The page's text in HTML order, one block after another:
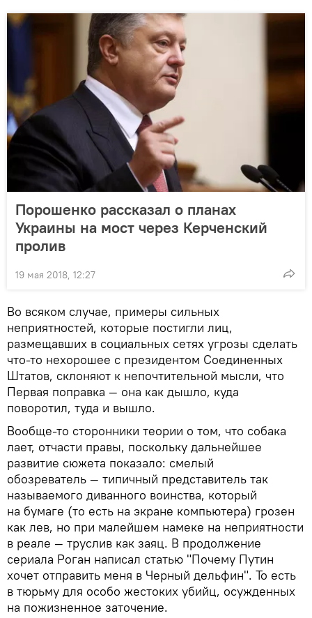
Порошенко рассказал о планах
Украины на мост через Керченский
пролив
19 мая 2018, 12:27
Во всяком случае, примеры сильных
неприятностей, которые постигли лиц,
размещавших в социальных сетях угрозы сделать
что-то нехорошее с президентом Соединенных
Штатов, склоняют к непочтительной мысли, что
Первая поправка — она как дышло, куда
поворотил, туда и вышло.
Вообще-то сторонники теории о том, что собака
лает, отчасти правы, поскольку дальнейшее
развитие сюжета показало: смелый
обозреватель — типичный представитель так
называемого диванного воинства, который
на бумаге (то есть на экране компьютера) грозен
как лев, но при малейшем намеке на неприятности
в реале — труслив как заяц. В продолжение
сериала Роган написал статью "Почему Путин
хочет отправить меня в Черный дельфин". То есть
в тюрьму для особо жестоких убийц, осужденных
на пожизненное заточение.